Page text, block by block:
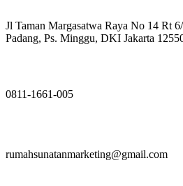
Jl Taman Margasatwa Raya No 14 Rt
Padang, Ps. Minggu, DKI Jakarta
0811-1661-005
rumahsunatanmarketing@gmail.com